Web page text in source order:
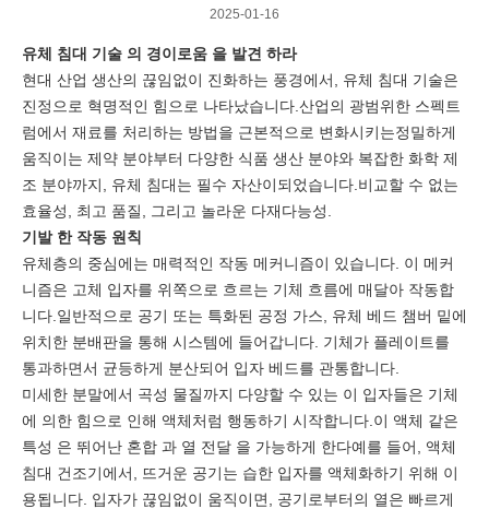
2025-01-16
유체 침대 기술 의 경이로움 을 발견 하라
현대 산업 생산의 끊임없이 진화하는 풍경에서, 유체 침대 기술은
진정으로 혁명적인 힘으로 나타났습니다.산업의 광범위한 스펙트
럼에서 재료를 처리하는 방법을 근본적으로 변화시키는정밀하게
움직이는 제약 분야부터 다양한 식품 생산 분야와 복잡한 화학 제
조 분야까지, 유체 침대는 필수 자산이되었습니다.비교할 수 없는
효율성, 최고 품질, 그리고 놀라운 다재다능성.
기발 한 작동 원칙
유체층의 중심에는 매력적인 작동 메커니즘이 있습니다. 이 메커
니즘은 고체 입자를 위쪽으로 흐르는 기체 흐름에 매달아 작동합
니다.일반적으로 공기 또는 특화된 공정 가스, 유체 베드 챔버 밑에
위치한 분배판을 통해 시스템에 들어갑니다. 기체가 플레이트를
통과하면서 균등하게 분산되어 입자 베드를 관통합니다.
미세한 분말에서 곡성 물질까지 다양할 수 있는 이 입자들은 기체
에 의한 힘으로 인해 액체처럼 행동하기 시작합니다.이 액체 같은
특성 은 뛰어난 혼합 과 열 전달 을 가능하게 한다예를 들어, 액체
침대 건조기에서, 뜨거운 공기는 습한 입자를 액체화하기 위해 이
용됩니다. 입자가 끊임없이 움직이면, 공기로부터의 열은 빠르게